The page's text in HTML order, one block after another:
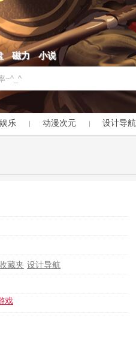
磁力 小说
乐 动漫次元 设计导航
藏夹 设计导航
戏